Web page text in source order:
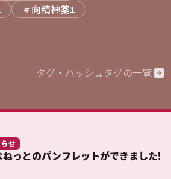
向精神薬1
タグ・ハッシュタグの一覧
せ
ねっとのパンフレットができました!